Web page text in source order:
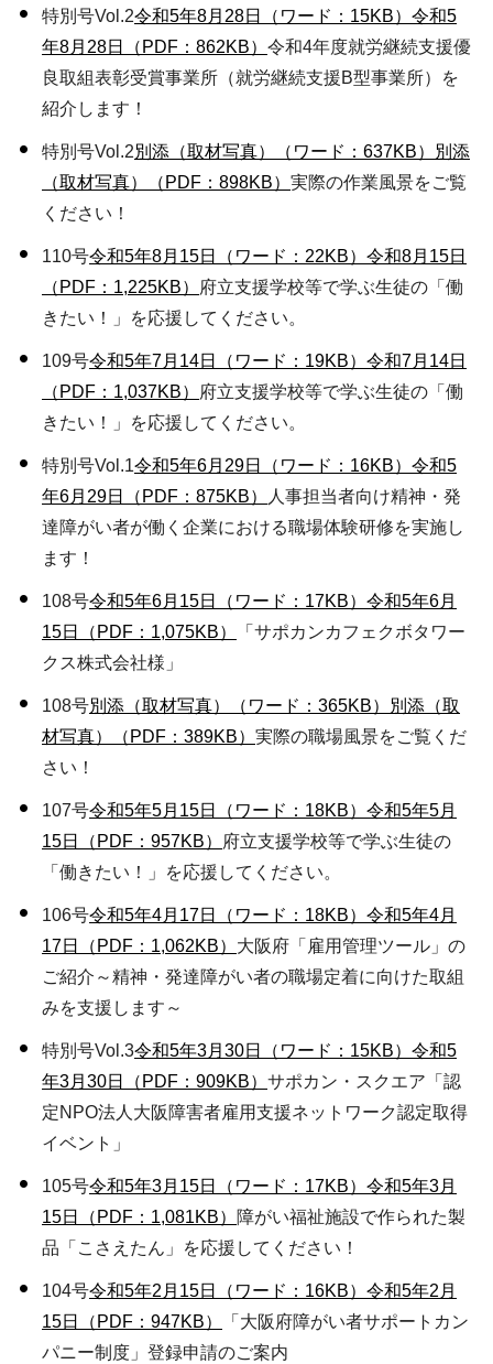
特別号Vol.2令和5年8月28日（ワード：15KB） 令和5
年8月28日（PDF：862KB） 令和4年度就労継続支援優
良取組表彰受賞事業所（就労継続支援B型事業所）を
紹介します！
特別号Vol.2別添（取材写真）（ワード：637KB）
別添
（取材写真）（PDF：898KB） 実際の作業風景をご覧
ください！
110号令和5年8月15日（ワード：22KB） 令和8月15日
（PDF：1,225KB）
府立支援学校等で学ぶ生徒の「働
きたい！」を応援してください。
109号令和5年7月14日（ワード：19KB） 令和7月14日
（PDF：1,037KB）
府立支援学校等で学ぶ生徒の「働
きたい！」を応援してください。
特別号Vol.1令和5年6月29日（ワード：16KB） 令和5
年6月29日（PDF：875KB）
人事担当者向け精神・発
達障がい者が働く企業における職場体験研修を実施し
ます！
108号令和5年6月15日（ワード：17KB） 令和5年6月
15日（PDF：1,075KB）
「サポカンカフェクボタワー
クス株式会社様」
108号別添（取材写真）（ワード：365KB）
別添（取
材写真）（PDF：389KB） 実際の職場風景をご覧くだ
さい！
107号令和5年5月15日（ワード：18KB） 令和5年5月
15日（PDF：957KB）
府立支援学校等で学ぶ生徒の
「働きたい！」を応援してください。
106号令和5年4月17日（ワード：18KB） 令和5年4月
17日（PDF：1,062KB） 大阪府「雇用管理ツール」の
ご紹介～精神・発達障がい者の職場定着に向けた取組
みを支援します～
特別号Vol.3令和5年3月30日（ワード：15KB） 令和5
年3月30日（PDF：909KB） サポカン・スクエア「認
定NPO法人大阪障害者雇用支援ネットワーク認定取得
イベント」
105号令和5年3月15日（ワード：17KB） 令和5年3月
15日（PDF：1,081KB） 障がい福祉施設で作られた製
品「こさえたん」を応援してください！
104号令和5年2月15日（ワード：16KB） 令和5年2月
15日（PDF：947KB）
「大阪府障がい者サポートカン
パニー制度」登録申請のご案内